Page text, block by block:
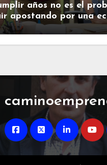
años no es el
apostando por una